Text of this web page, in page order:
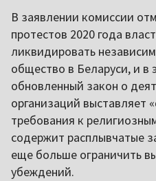
В заявлении комиссии
протестов 2020 года
ликвидировать
общество в Беларуси, и в
обновленный закон о
организаций выставляет
требования к
содержит расплывчатые
еще больше ограничить
убеждений.